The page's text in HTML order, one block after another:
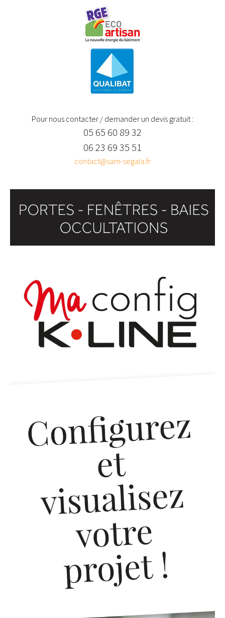
Pour nous contacter / demander un devis gratuit :
05 65 60 89 32
06 23 69 35 51
contact@sam-segala.fr